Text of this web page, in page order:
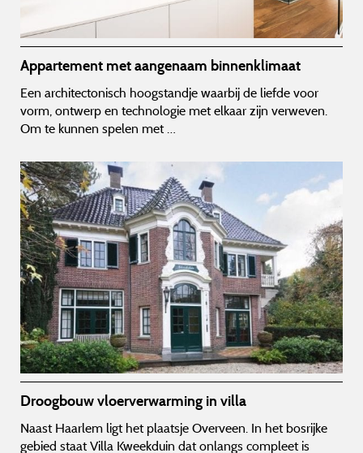
Appartement met aangenaam binnenklimaat
Een architectonisch hoogstandje waarbij de liefde voor
vorm, ontwerp en technologie met elkaar zijn verweven.
Om te kunnen spelen met …
Droogbouw vloerverwarming in villa
Naast Haarlem ligt het plaatsje Overveen. In het bosrijke
gebied staat Villa Kweekduin dat onlangs compleet is